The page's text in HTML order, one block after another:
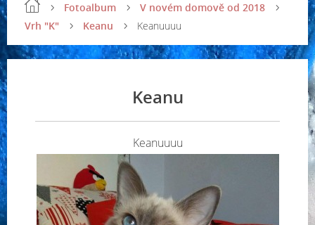
Fotoalbum
V novém domově od 2018
Vrh "K"
Keanu Keanuuuu
Keanu
Keanuuuu